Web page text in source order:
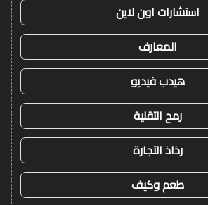
استشارات اون لاين
المعارف
هيدب فيديو
رمح التقنية
رذاذ التجارة
طعم وكيف